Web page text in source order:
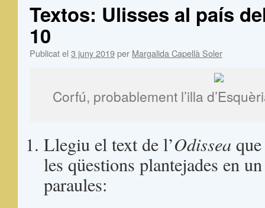
Textos: Ulisses al país
10
Publicat el 3 juny 2019per Margalida Capellà Soler
Corfú, probablement l’illa
Llegiu el text de l’Odissea
les qüestions plantejades en
paraules: